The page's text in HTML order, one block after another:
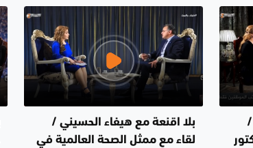
/
بلا اقنعة مع هيفاء الحسيني /
لقاء مع ممثل الصحة العالمية في